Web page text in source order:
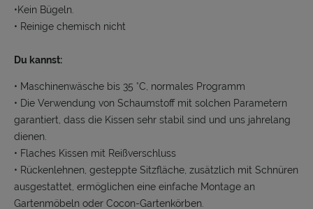
•Kein Bügeln.
• Reinige chemisch nicht
Du kannst:
• Maschinenwäsche bis 35 °C, normales Programm
• Die Verwendung von Schaumstoff mit solchen Parametern
garantiert, dass die Kissen sehr stabil sind und uns jahrelang
dienen.
• Flaches Kissen mit Reißverschluss
• Rückenlehnen, gesteppte Sitzfläche, zusätzlich mit Schnüren
ausgestattet, ermöglichen eine einfache Montage an
Gartenmöbeln oder Cocon-Gartenkörben.